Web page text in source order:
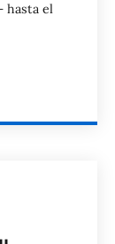
hasta el